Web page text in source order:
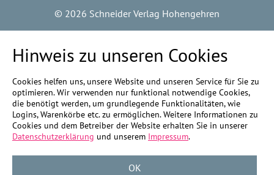
© 2026 Schneider Verlag Hohengehren
Hinweis zu unseren Cookies
Cookies helfen uns, unsere Website und unseren Service für Sie zu
optimieren. Wir verwenden nur funktional notwendige Cookies,
die benötigt werden, um grundlegende Funktionalitäten, wie
Logins, Warenkörbe etc. zu ermöglichen. Weitere Informationen zu
Cookies und dem Betreiber der Website erhalten Sie in unserer
Datenschutzerklärung und unserem Impressum.
OK